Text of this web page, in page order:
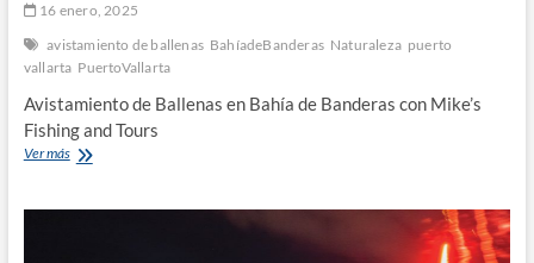
16 enero, 2025
avistamiento de ballenas BahíadeBanderas Naturaleza puerto
vallarta PuertoVallarta
Avistamiento de Ballenas en Bahía de Banderas con Mike’s
Fishing and Tours
Ver másAvistamiento